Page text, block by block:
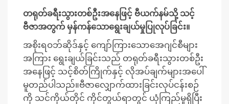
တရုတ်ခရီးသွားတစ်ဦးအနေဖြင့် ဗီယက်နမ်သို့ သင့်
ဗီဇာအတွက် မှန်ကန်သောရွေးချယ်မှုပြုလုပ်ခြင်း။
အစိုးရဝဘ်ဆိုဒ်နှင့် ကျော်ကြားသောအေဂျင်စီများ
အကြား ရွေးချယ်ခြင်းသည် တရုတ်ခရီးသွားတစ်ဦး
အနေဖြင့် သင့်စိတ်ကြိုက်နှင့် လိုအပ်ချက်များအပေါ်
မူတည်ပါသည်။ဗီဇာလျှောက်ထားခြင်းလုပ်ငန်းစဉ်
ကို သင်ကိုယ်တိုင် ကိုင်တွယ်ရာတွင် ယုံကြည်မှုရှိပြီး